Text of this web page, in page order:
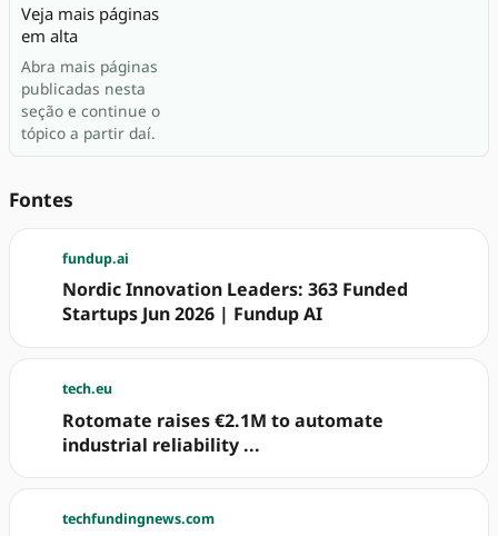
Veja mais páginas
em alta
Abra mais páginas
publicadas nesta
seção e continue o
tópico a partir daí.
Fontes
fundup.ai
Nordic Innovation Leaders: 363 Funded
Startups Jun 2026 | Fundup AI
tech.eu
Rotomate raises €2.1M to automate
industrial reliability ...
techfundingnews.com